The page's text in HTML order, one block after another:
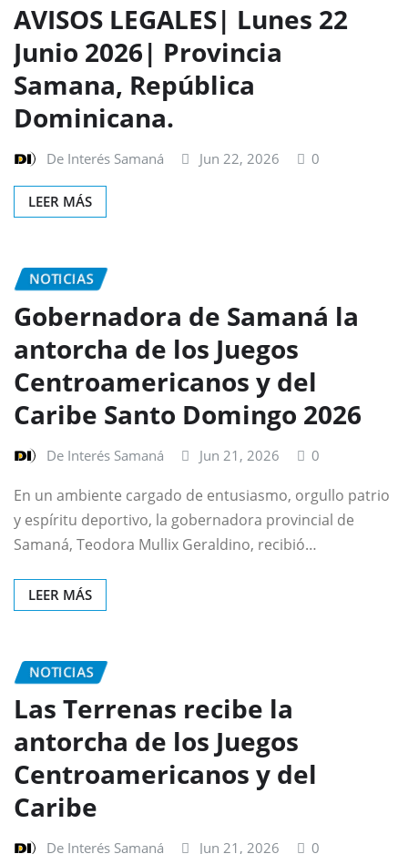
AVISOS LEGALES| Lunes 22
Junio 2026| Provincia
Samana, República
Dominicana.
De Interés Samaná Jun 22, 2026 0
LEER MÁS
NOTICIAS
Gobernadora de Samaná la
antorcha de los Juegos
Centroamericanos y del
Caribe Santo Domingo 2026
De Interés Samaná Jun 21, 2026 0
En un ambiente cargado de entusiasmo, orgullo patrio
y espíritu deportivo, la gobernadora provincial de
Samaná, Teodora Mullix Geraldino, recibió…
LEER MÁS
NOTICIAS
Las Terrenas recibe la
antorcha de los Juegos
Centroamericanos y del
Caribe
De Interés Samaná Jun 21, 2026 0